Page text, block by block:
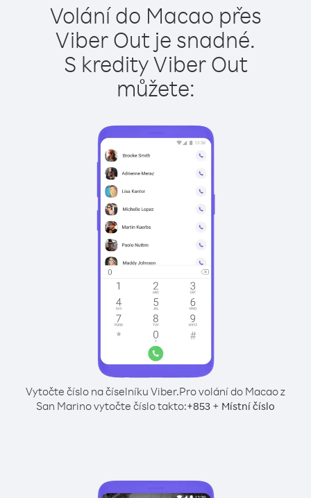
Volání do Macao přes
Viber Out je snadné.
S kredity Viber Out
můžete:
Vytočte číslo na číselníku Viber.Pro volání do Macao z
San Marino vytočte číslo takto:+853 + Místní číslo